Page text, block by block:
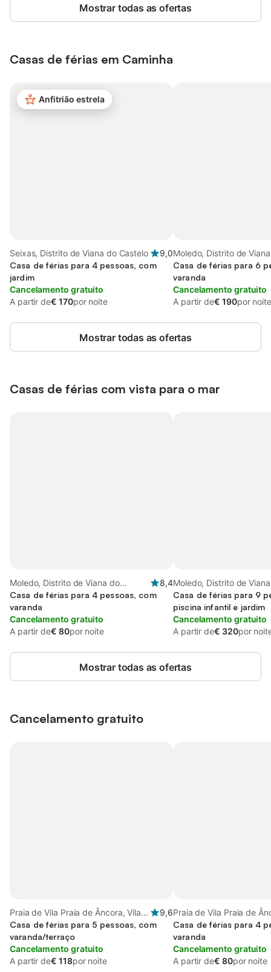
Mostrar todas as ofertas
Casas de férias em Caminha
Anfitrião estrela
Seixas, Distrito de Viana do Castelo
9,0
Casa de férias para 4 pessoas, com
jardim
Cancelamento gratuito
A partir de€ 170por noite
Moledo, Distrito de
Castelo
Casa de férias para 6
varanda
Cancelamento gratuito
A partir de€ 190por noite
Mostrar todas as ofertas
Casas de férias com vista para o mar
Moledo, Distrito de Viana do
Castelo
8,4
Casa de férias para 4 pessoas, com
varanda
Cancelamento gratuito
A partir de€ 80por noite
Moledo, Distrito de
Casa de férias para 9
piscina infantil e jardim
Cancelamento gratuito
A partir de€ 320por
Mostrar todas as ofertas
Cancelamento gratuito
Praia de Vila Praia de Âncora, Vila
Praia de Ancora
9,6
Casa de férias para 5 pessoas, com
varanda/terraço
Cancelamento gratuito
A partir de€ 118por noite
Praia de Vila Praia de
de Ancora
Casa de férias para 4
varanda
Cancelamento gratuito
A partir de€ 80por noite